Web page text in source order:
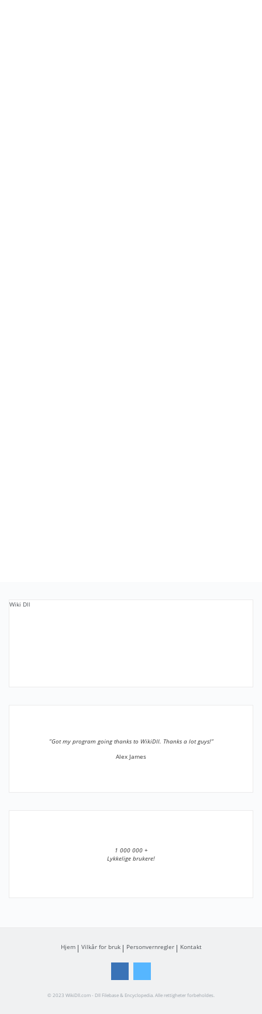
Wiki Dll
”Got my program going thanks to WikiDll. Thanks a lot guys!”
Alex James
1 000 000 +
Lykkelige brukere!
Hjem Vilkår for bruk Personvernregler Kontakt
© 2023 WikiDll.com - Dll Filebase & Encyclopedia. Alle rettigheter forbeholdes.